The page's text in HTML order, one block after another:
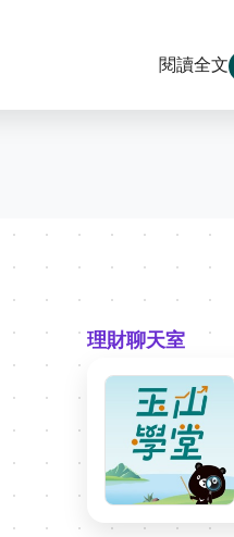
閱讀全文
理財聊天室